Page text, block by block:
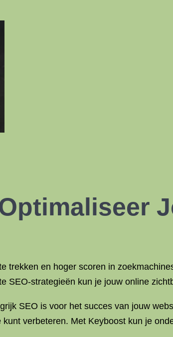
trekken en hoger scoren in
SEO-strategieën kun je jouw online
SEO is voor het succes van jouw
verbeteren. Met Keyboost kun je